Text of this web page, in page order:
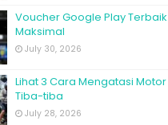
Voucher Google Play
Maksimal
July 30, 2026
Lihat 3 Cara Mengatasi
Tiba-tiba
July 28, 2026